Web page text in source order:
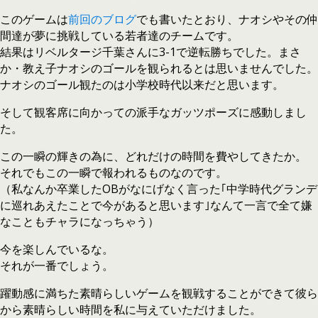
このゲームは前回のブログでも書いたとおり、ナオシやその仲
間達が夢に挑戦している若者達のチームです。
結果はリベルタージ千葉さんに3-1で逆転勝ちでした。まさ
か・教え子ナオシのゴールを観られるとは思いませんでした。
ナオシのゴール観たのは小学校時代以来だと思います。
そして観客席に向かっての派手なガッツポーズに感動しまし
た。
この一瞬の輝きの為に、どれだけの時間を費やしてきたか。
それでもこの一瞬で報われるものなのです。
（私なんか卒業したOBがなにげなく言った｢中学時代グランデ
に巡れあえたことで今があると思います｣なんて一言で全て嫌
なこともチャラになっちゃう）
今を楽しんでいるな。
それが一番でしょう。
躍動感に満ちた素晴らしいゲームを観戦することができて彼ら
から素晴らしい時間を私に与えていただけました。